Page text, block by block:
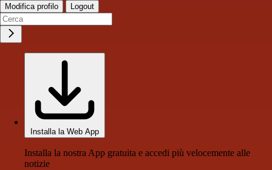
Modifica profilo Logout
Installa la Web App
Installa la nostra App gratuita e accedi più velocemente alle
notizie